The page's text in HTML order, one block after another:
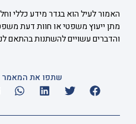
האמור לעיל הוא בגדר מידע כללי
מתן ייעוץ משפטי או חוות דעת
והדברים עשויים להשתנות בהתאם
שתפו את המאמר